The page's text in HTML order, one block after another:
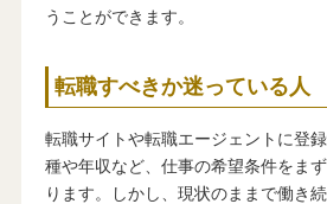
うことができます。
転職すべきか迷っている人
転職サイトや転職エージェントに登
種や年収など、仕事の希望条件をま
ります。しかし、現状のままで働き